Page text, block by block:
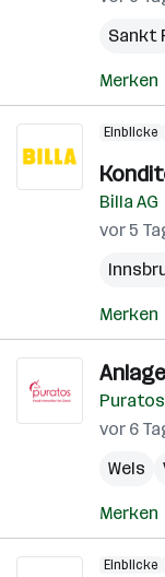
Sankt
Merken
Einblicke
Billa AG
vor 5
Merken
vor 6
Wels
Merken
Einblicke